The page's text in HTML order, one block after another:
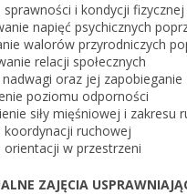
i kondycji fizycznej
napięć psychicznych
walorów przyrodniczych
relacji społecznych
oraz jej zapobieganie
poziomu odporności
siły mięśniowej i zakresu
koordynacji ruchowej
orientacji w przestrzeni
ZAJĘCIA